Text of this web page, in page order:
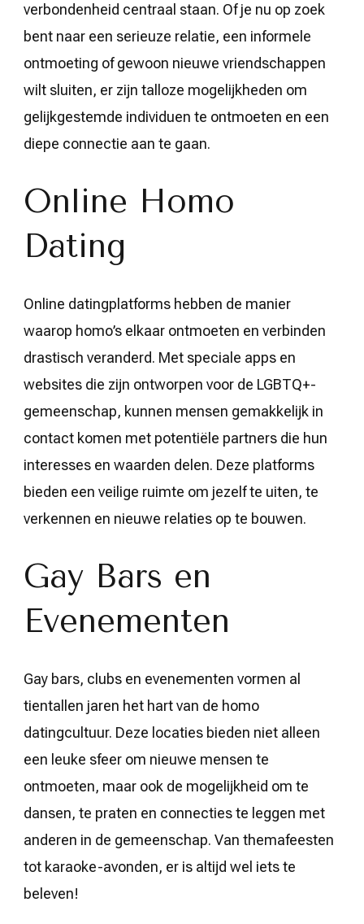
verbondenheid centraal staan. Of je nu op zoek
bent naar een serieuze relatie, een informele
ontmoeting of gewoon nieuwe vriendschappen
wilt sluiten, er zijn talloze mogelijkheden om
gelijkgestemde individuen te ontmoeten en een
diepe connectie aan te gaan.
Online Homo
Dating
Online datingplatforms hebben de manier
waarop homo’s elkaar ontmoeten en verbinden
drastisch veranderd. Met speciale apps en
websites die zijn ontworpen voor de LGBTQ+-
gemeenschap, kunnen mensen gemakkelijk in
contact komen met potentiële partners die hun
interesses en waarden delen. Deze platforms
bieden een veilige ruimte om jezelf te uiten, te
verkennen en nieuwe relaties op te bouwen.
Gay Bars en
Evenementen
Gay bars, clubs en evenementen vormen al
tientallen jaren het hart van de homo
datingcultuur. Deze locaties bieden niet alleen
een leuke sfeer om nieuwe mensen te
ontmoeten, maar ook de mogelijkheid om te
dansen, te praten en connecties te leggen met
anderen in de gemeenschap. Van themafeesten
tot karaoke-avonden, er is altijd wel iets te
beleven!